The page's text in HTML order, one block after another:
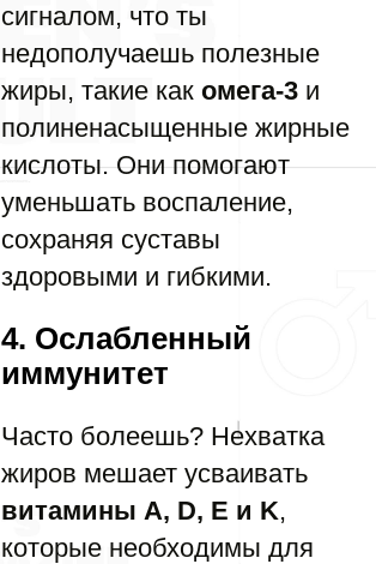
сигналом, что ты
недополучаешь полезные
жиры, такие как омега-3 и
полиненасыщенные жирные
кислоты. Они помогают
уменьшать воспаление,
сохраняя суставы
здоровыми и гибкими.
4. Ослабленный
иммунитет
Часто болеешь? Нехватка
жиров мешает усваивать
витамины A, D, E и K,
которые необходимы для